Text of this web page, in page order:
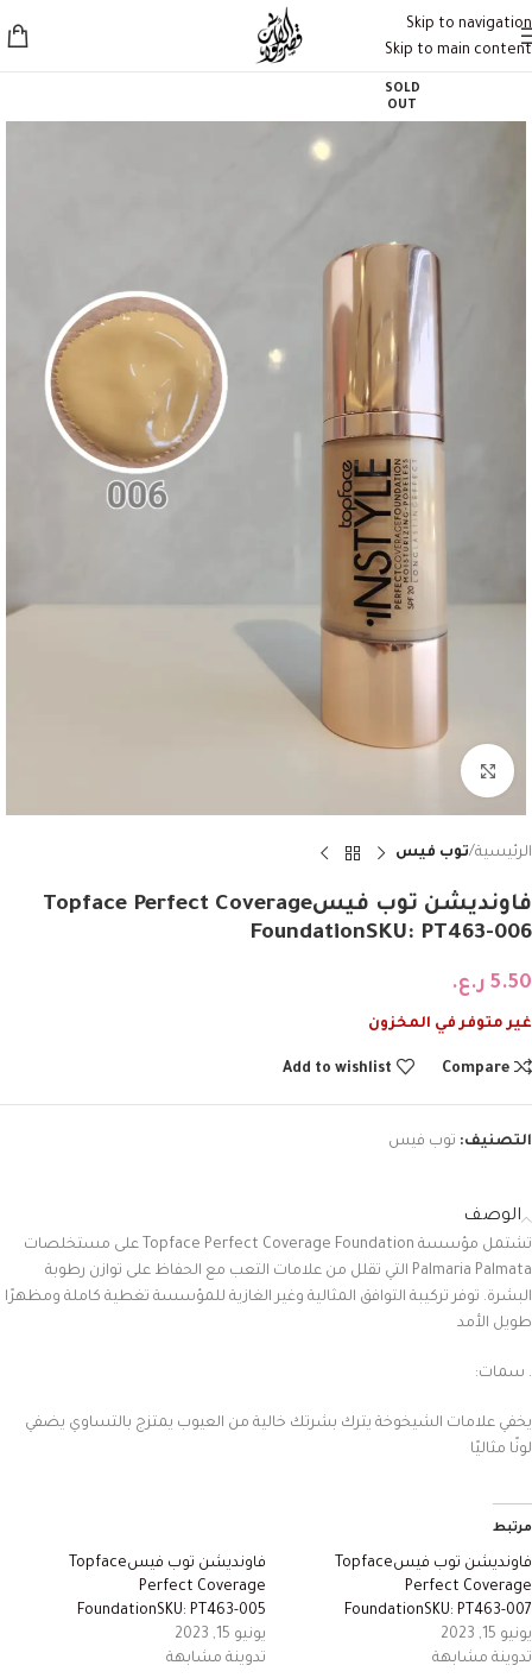
Skip to navigation
Skip to main content
SOLD
OUT
الرئيسية توب فيس
فاونديشن توب فيسTopface Perfect Coverage
FoundationSKU: PT463-006
5.50 ر.ع.
غير متوفر في المخزون
Compare
Add to wishlist
التصنيف: توب فيس
الوصف
تشتمل مؤسسة على مستخلصات
Palmaria Palmata التي تقلل من علامات التعب مع الحفاظ على توازن رطوبة
البشرة. توفر تركيبة التوافق المثالية وغير الغازية للمؤسسة تغطية كاملة ومظهرًا
طويل الأمد
. سمات:
يخفي علامات الشيخوخة يترك بشرتك خالية من العيوب يمتزج بالتساوي يضفي
لونًا مثاليًا
مرتبط
فاونديشن توب فيسTopface
Perfect Coverage
FoundationSKU: PT463-007
يونيو 15, 2023
تدوينة مشابهة
فاونديشن توب فيسTopface
Perfect Coverage
FoundationSKU: PT463-005
يونيو 15, 2023
تدوينة مشابهة